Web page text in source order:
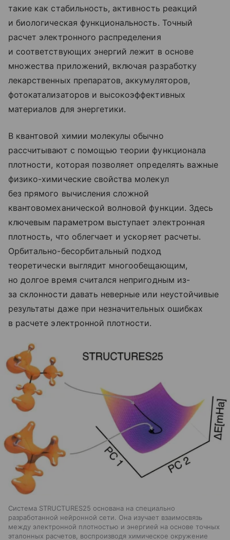
такие как стабильность, активность реакций
и биологическая функциональность. Точный
расчет электронного распределения
и соответствующих энергий лежит в основе
множества приложений, включая разработку
лекарственных препаратов, аккумуляторов,
фотокатализаторов и высокоэффективных
материалов для энергетики.
В квантовой химии молекулы обычно
рассчитывают с помощью теории функционала
плотности, которая позволяет определять важные
физико-химические свойства молекул
без прямого вычисления сложной
квантовомеханической волновой функции. Здесь
ключевым параметром выступает электронная
плотность, что облегчает и ускоряет расчеты.
Орбитально-бесорбитальный подход
теоретически выглядит многообещающим,
но долгое время считался непригодным из-
за склонности давать неверные или неустойчивые
результаты даже при незначительных ошибках
в расчете электронной плотности.
Система STRUCTURES25 основана на специально
разработанной нейронной сети. Она изучает взаимосвязь
между электронной плотностью и энергией на основе точных
эталонных расчетов, воспроизводя химическое окружение